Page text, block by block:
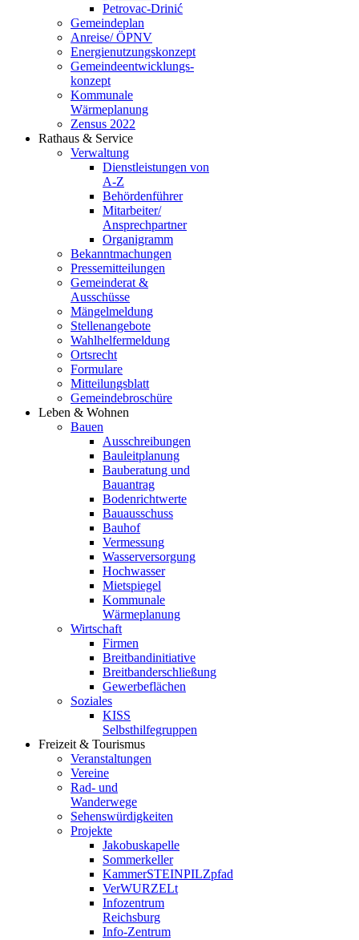
Petrovac-Drinić
Gemeindeplan
Anreise/ ÖPNV
Energienutzungskonzept
Gemeindeentwicklungs­
konzept
Kommunale
Wärmeplanung
Zensus 2022
Rathaus & Service
Verwaltung
Dienstleistungen von
A-Z
Behördenführer
Mitarbeiter/
Ansprechpartner
Organigramm
Bekanntmachungen
Pressemitteilungen
Gemeinderat &
Ausschüsse
Mängelmeldung
Stellenangebote
Wahlhelfermeldung
Ortsrecht
Formulare
Mitteilungsblatt
Gemeindebroschüre
Leben & Wohnen
Bauen
Ausschreibungen
Bauleitplanung
Bauberatung und
Bauantrag
Bodenrichtwerte
Bauausschuss
Bauhof
Vermessung
Wasserversorgung
Hochwasser
Mietspiegel
Kommunale
Wärmeplanung
Wirtschaft
Firmen
Breitbandinitiative
Breitbanderschließung
Gewerbeflächen
Soziales
KISS
Selbsthilfegruppen
Freizeit & Tourismus
Veranstaltungen
Vereine
Rad- und
Wanderwege
Sehenswürdigkeiten
Projekte
Jakobuskapelle
Sommerkeller
KammerSTEINPILZpfad
VerWURZELt
Infozentrum
Reichsburg
Info-Zentrum